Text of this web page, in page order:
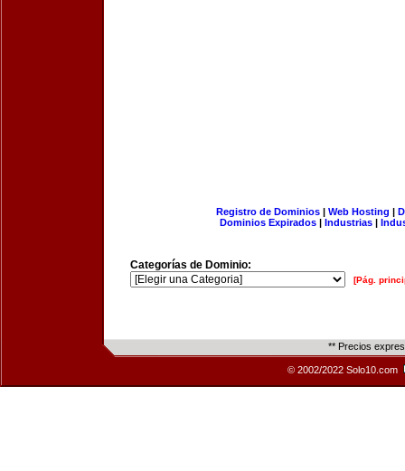
Registro de Dominios| Web Hosting |
Dominios Expirados | Industrias |
Categorías de Dominio:
[Pág.
** Precios
© 2002/2022 Solo10.com